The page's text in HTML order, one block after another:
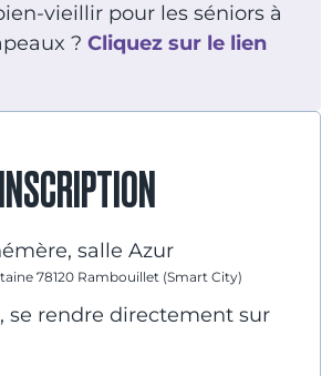
vieillir pour les séniors à
? Cliquez sur le lien
salle Azur
78120 Rambouillet (Smart City)
se rendre directement sur